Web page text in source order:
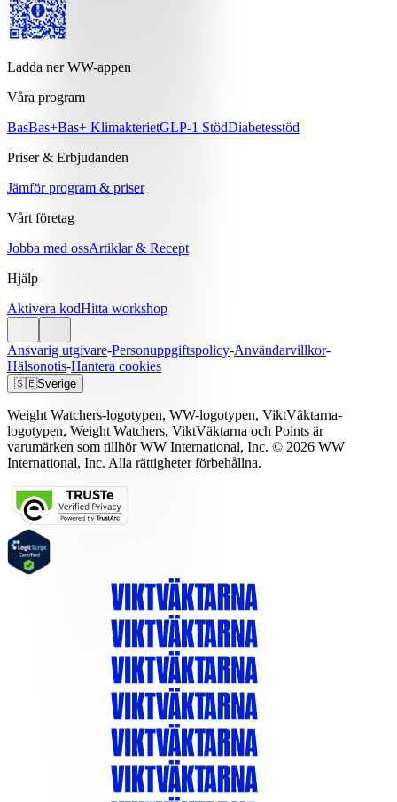
Ladda ner WW-appen
Våra program
BasBas+Bas+ KlimakterietGLP-1 StödDiabetesstöd
Priser & Erbjudanden
Jämför program & priser
Vårt företag
Jobba med ossArtiklar & Recept
Hjälp
Aktivera kodHitta workshop
Ansvarig utgivare-Personuppgiftspolicy-Användarvillkor-
Hälsonotis-Hantera cookies
🇸🇪Sverige
Weight Watchers-logotypen, WW-logotypen, ViktVäktarna-
logotypen, Weight Watchers, ViktVäktarna och Points är
varumärken som tillhör WW International, Inc. © 2026 WW
International, Inc. Alla rättigheter förbehållna.